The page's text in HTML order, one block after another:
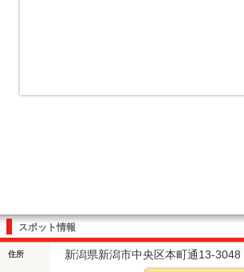
スポット情報
住所 新潟県新潟市中央区本町通13-3048